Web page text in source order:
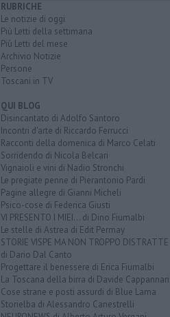
RUBRICHE
Le notizie di oggi
Più Letti della settimana
Più Letti del mese
Archivio Notizie
Persone
Toscani in TV
QUI BLOG
Disincantato di Adolfo Santoro
Incontri d'arte di Riccardo Ferrucci
Racconti della domenica di Marco Celati
Sorridendo di Nicola Belcari
Vignaioli e vini di Nadio Stronchi
Le pregiate penne di Pierantonio Pardi
Pagine allegre di Gianni Micheli
Psico-cose di Federica Giusti
VI PRESENTO I MIEI... di Dino Fiumalbi
Le stelle di Astrea di Edit Permay
STORIE VISPE MA NON TROPPO DISTRATTE
di Dario Dal Canto
Progettare il benessere di Erica Fiumalbi
La Toscana della birra di Davide Cappannari
Cose strane e posti assurdi di Blue Lama
Storielba di Alessandro Canestrelli